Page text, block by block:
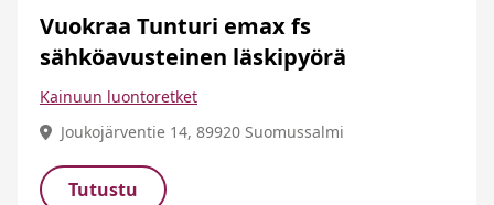
Vuokraa Tunturi emax fs
sähköavusteinen läskipyörä
Kainuun luontoretket
Joukojärventie 14, 89920 Suomussalmi
Tutustu